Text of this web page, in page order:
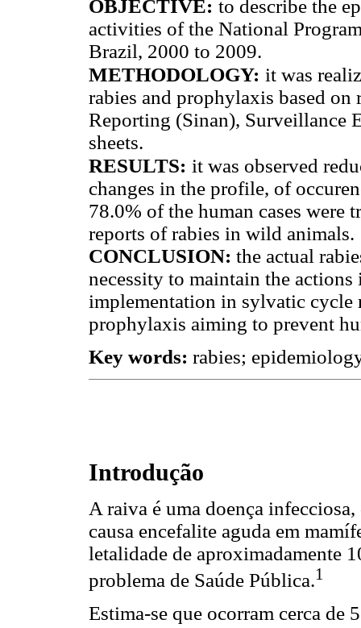
OBJECTIVE: to describe the
activities of the National
Brazil, 2000 to 2009.
METHODOLOGY: it was
rabies and prophylaxis based
Reporting (Sinan), Surveillance
sheets.
RESULTS: it was observed
changes in the profile, of
78.0% of the human cases were
reports of rabies in wild animals.
CONCLUSION: the actual
necessity to maintain the
implementation in sylvatic cycle
prophylaxis aiming to prevent
Key words: rabies;
Introdução
A raiva é uma doença
causa encefalite aguda em
letalidade de aproximadamente
problema de Saúde Pública.1
Estima-se que ocorram cerca de